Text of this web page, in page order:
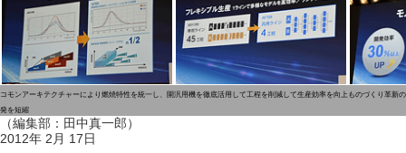
コモンアーキテクチャーにより燃焼特性を統一し、開
発を短縮
汎用機を徹底活用して工程を削減して生産効率を向上 ものづくり革新
（編集部：田中真一郎）
2012年 2月 17日